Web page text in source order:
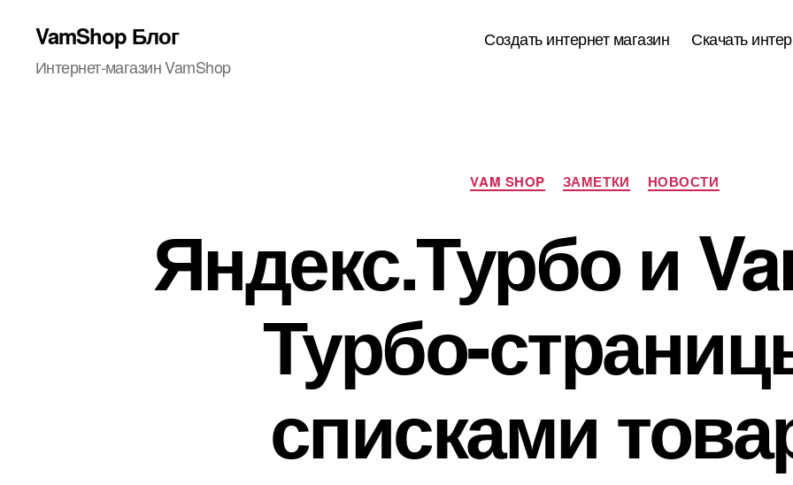
VamShop Блог
Интернет-магазин VamShop
Создать интернет магазин Скачать
Рубрики
VAM SHOP ЗАМЕТКИ НОВОСТИ
Яндекс.Турбо и
Турбо-
списками